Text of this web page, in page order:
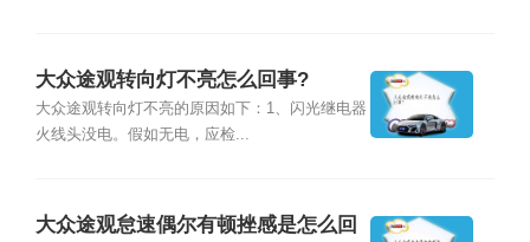
大众途观转向灯不亮怎么回事?
大众途观转向灯不亮的原因如下：1、闪光继电器
火线头没电。假如无电，应检...
大众途观怠速偶尔有顿挫感是怎么回